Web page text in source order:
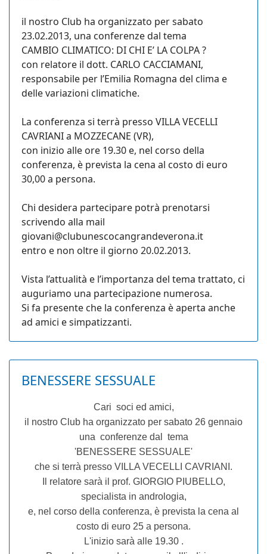
il nostro Club ha organizzato per sabato
23.02.2013, una conferenze dal tema
CAMBIO CLIMATICO: DI CHI E’ LA COLPA ?
con relatore il dott. CARLO CACCIAMANI,
responsabile per l’Emilia Romagna del clima e
delle variazioni climatiche.
La conferenza si terrà presso VILLA VECELLI
CAVRIANI a MOZZECANE (VR),
con inizio alle ore 19.30 e, nel corso della
conferenza, è prevista la cena al costo di euro
30,00 a persona.
Chi desidera partecipare potrà prenotarsi
scrivendo alla mail
giovani@clubunescocangrandeverona.it
entro e non oltre il giorno 20.02.2013.
Vista l’attualità e l’importanza del tema trattato, ci
auguriamo una partecipazione numerosa.
Si fa presente che la conferenza è aperta anche
ad amici e simpatizzanti.
BENESSERE SESSUALE
Cari soci ed amici,
il nostro Club ha organizzato per sabato 26 gennaio
una conferenze dal tema
'BENESSERE SESSUALE'
che si terrà presso VILLA VECELLI CAVRIANI.
Il relatore sarà il prof. GIORGIO PIUBELLO,
specialista in andrologia,
e, nel corso della conferenza, è prevista la cena al
costo di euro 25 a persona.
L'inizio sarà alle 19.30 .